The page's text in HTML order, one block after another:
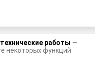
работы —
некоторых функций